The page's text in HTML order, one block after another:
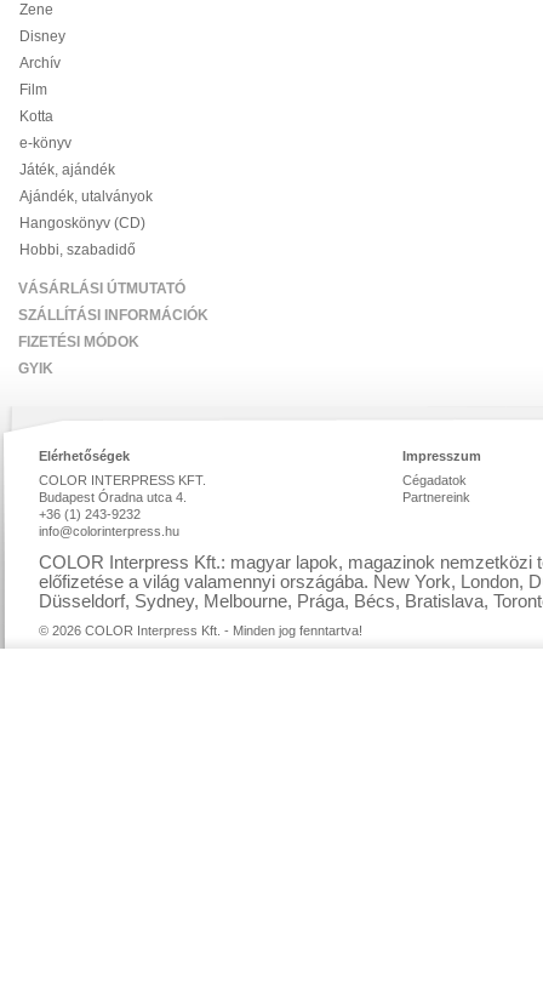
Zene
Disney
Archív
Film
Kotta
e-könyv
Játék, ajándék
Ajándék, utalványok
Hangoskönyv (CD)
Hobbi, szabadidő
VÁSÁRLÁSI ÚTMUTATÓ
SZÁLLÍTÁSI INFORMÁCIÓK
FIZETÉSI MÓDOK
GYIK
Elérhetőségek
COLOR INTERPRESS KFT.
Budapest Óradna utca 4.
+36 (1) 243-9232
info@colorinterpress.hu
Impresszum
Cégadatok
Partnereink
COLOR Interpress Kft.: magyar lapok, magazinok nemzetközi
előfizetése a világ valamennyi országába. New York, London,
Düsseldorf, Sydney, Melbourne, Prága, Bécs, Bratislava,
© 2026 COLOR Interpress Kft. - Minden jog fenntartva!